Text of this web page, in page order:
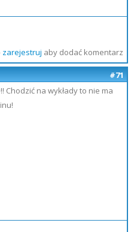
zarejestruj aby dodać komentarz
#71
Chodzić na wykłady to nie ma